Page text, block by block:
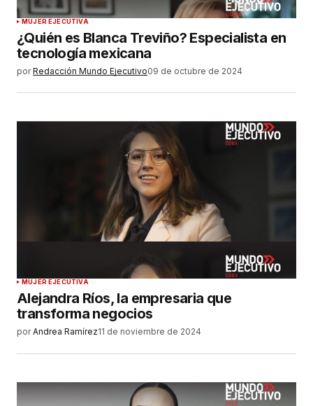
MUJER EJECUTIVA
¿Quién es Blanca Treviño? Especialista en
tecnología mexicana
por Redacción Mundo Ejecutivo09 de octubre de 2024
MUJER EJECUTIVA
Alejandra Ríos, la empresaria que
transforma negocios
por Andrea Ramírez11 de noviembre de 2024